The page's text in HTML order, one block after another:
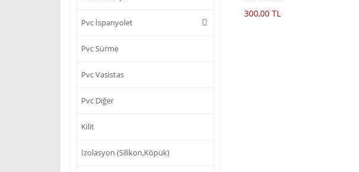
Pvc İspanyolet
Pvc Sürme
Pvc Vasistas
Pvc Diğer
Kilit
İzolasyon (Silikon,Köpük)
300,00 TL